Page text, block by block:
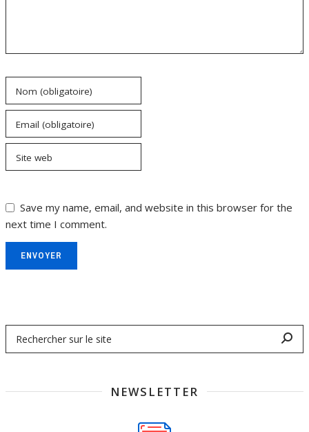
Nom (obligatoire)
Email (obligatoire)
Site web
Save my name, email, and website in this browser for the
next time I comment.
ENVOYER
NEWSLETTER